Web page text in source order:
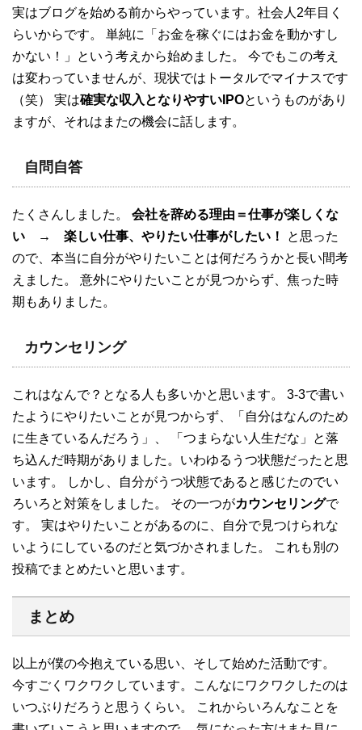
実はブログを始める前からやっています。社会人2年目く
らいからです。 単純に「お金を稼ぐにはお金を動かすし
かない！」という考えから始めました。 今でもこの考え
は変わっていませんが、現状ではトータルでマイナスです
（笑） 実は確実な収入となりやすいIPOというものがあり
ますが、それはまたの機会に話します。
自問自答
たくさんしました。 会社を辞める理由＝仕事が楽しくな
い → 楽しい仕事、やりたい仕事がしたい！
と思った
ので、本当に自分がやりたいことは何だろうかと長い間考
えました。 意外にやりたいことが見つからず、焦った時
期もありました。
カウンセリング
これはなんで？となる人も多いかと思います。 3-3で書い
たようにやりたいことが見つからず、「自分はなんのため
に生きているんだろう」、 「つまらない人生だな」と落
ち込んだ時期がありました。いわゆるうつ状態だったと思
います。 しかし、自分がうつ状態であると感じたのでい
ろいろと対策をしました。 その一つがカウンセリングで
す。 実はやりたいことがあるのに、自分で見つけられな
いようにしているのだと気づかされました。 これも別の
投稿でまとめたいと思います。
まとめ
以上が僕の今抱えている思い、そして始めた活動です。
今すごくワクワクしています。こんなにワクワクしたのは
いつぶりだろうと思うくらい。 これからいろんなことを